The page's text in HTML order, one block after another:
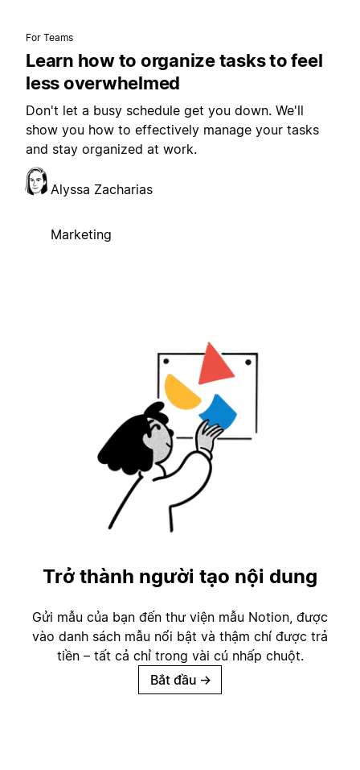
For Teams
Learn how to organize tasks to feel
less overwhelmed
Don't let a busy schedule get you down. We'll
show you how to effectively manage your tasks
and stay organized at work.
Alyssa Zacharias
Marketing
Trở thành người tạo nội dung
Gửi mẫu của bạn đến thư viện mẫu Notion, được
vào danh sách mẫu nổi bật và thậm chí được trả
tiền – tất cả chỉ trong vài cú nhấp chuột.
Bắt đầu →